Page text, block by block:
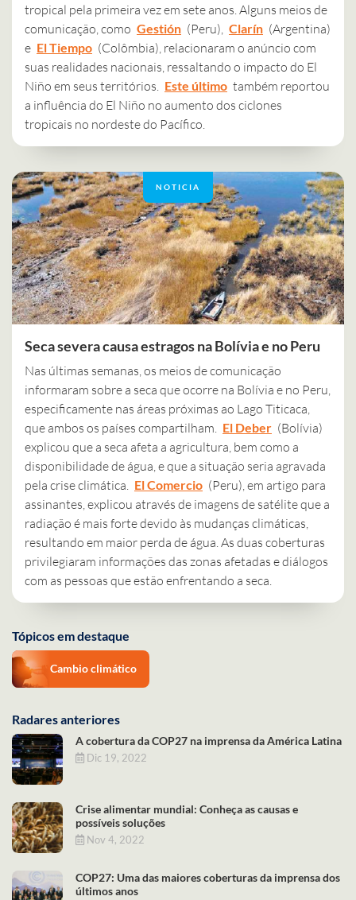
tropical pela primeira vez em sete anos. Alguns meios de
comunicação, como Gestión (Peru), Clarín (Argentina)
e El Tiempo (Colômbia), relacionaram o anúncio com
suas realidades nacionais, ressaltando o impacto do El
Niño em seus territórios.
Este último também reportou
a influência do El Niño no aumento dos ciclones
tropicais no nordeste do Pacífico.
NOTICIA
Seca severa causa estragos na Bolívia e no Peru
Nas últimas semanas, os meios de comunicação
informaram sobre a seca que ocorre na Bolívia e no Peru,
especificamente nas áreas próximas ao Lago Titicaca,
que ambos os países compartilham.
El Deber (Bolívia)
explicou que a seca afeta a agricultura, bem como a
disponibilidade de água, e que a situação seria agravada
pela crise climática.
El Comercio (Peru), em artigo para
assinantes, explicou através de imagens de satélite que a
radiação é mais forte devido às mudanças climáticas,
resultando em maior perda de água. As duas coberturas
privilegiaram informações das zonas afetadas e diálogos
com as pessoas que estão enfrentando a seca.
Tópicos em destaque
Cambio climático
Radares anteriores
A cobertura da COP27 na imprensa da América Latina
Dic 19, 2022
Crise alimentar mundial: Conheça as causas e
possíveis soluções
Nov 4, 2022
COP27: Uma das maiores coberturas da imprensa dos
últimos anos